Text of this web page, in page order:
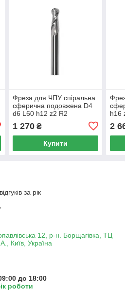
Фреза для ЧПУ спіральна
сферична подовжена D4
d6 L60 h12 z2 R2
1 270₴
Купити
h16
2
за рік
12, р-н. Борщагівка, ТЦ
Київ, Україна
до 18:00
роботи